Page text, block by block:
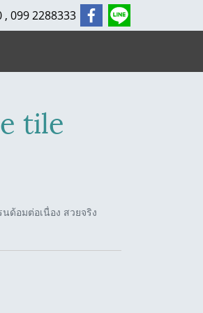
, 099 2288333
tile
ด้อมต่อเนื่อง สวยจริง